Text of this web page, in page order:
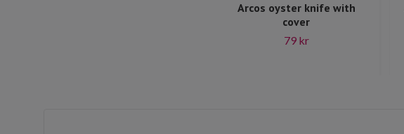
Arcos oyster knife with
cover
79 kr